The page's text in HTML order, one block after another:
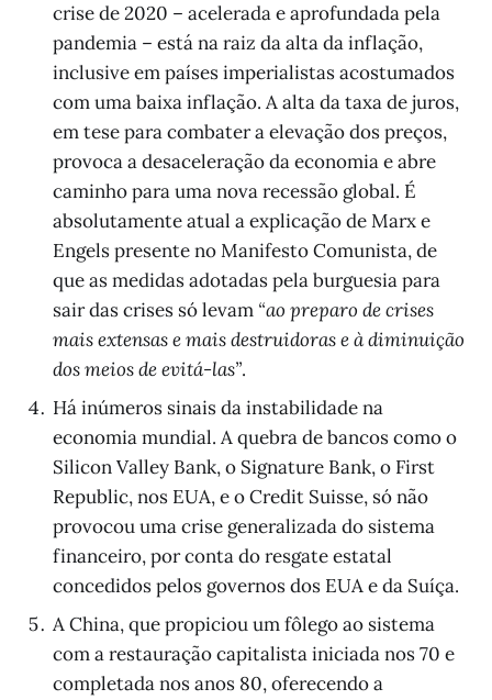
crise de 2020 – acelerada e aprofundada pela
pandemia – está na raiz da alta da inflação,
inclusive em países imperialistas acostumados
com uma baixa inflação. A alta da taxa de juros,
em tese para combater a elevação dos preços,
provoca a desaceleração da economia e abre
caminho para uma nova recessão global. É
absolutamente atual a explicação de Marx e
Engels presente no Manifesto Comunista, de
que as medidas adotadas pela burguesia para
sair das crises só levam “ao preparo de crises
mais extensas e mais destruidoras e à diminuição
dos meios de evitá-las”.
Há inúmeros sinais da instabilidade na
economia mundial. A quebra de bancos como o
Silicon Valley Bank, o Signature Bank, o First
Republic, nos EUA, e o Credit Suisse, só não
provocou uma crise generalizada do sistema
financeiro, por conta do resgate estatal
concedidos pelos governos dos EUA e da Suíça.
A China, que propiciou um fôlego ao sistema
com a restauração capitalista iniciada nos 70 e
completada nos anos 80, oferecendo a